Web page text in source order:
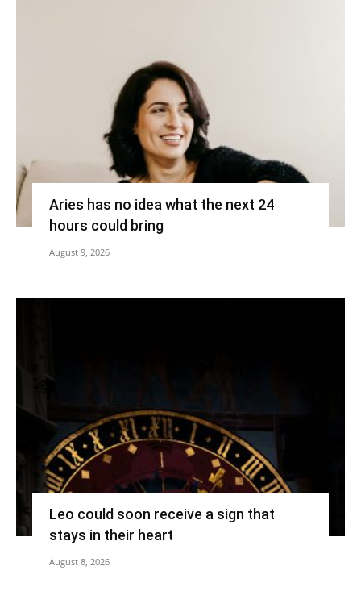
Aries has no idea what the next 24
hours could bring
August 9, 2026
Leo could soon receive a sign that
stays in their heart
August 8, 2026